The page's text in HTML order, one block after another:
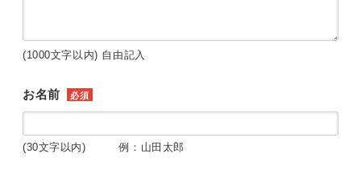
(1000文字以内) 自由記入
お名前 必須
(30文字以内) 例：山田太郎